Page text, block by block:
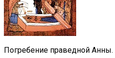
Погребение праведной Анны.